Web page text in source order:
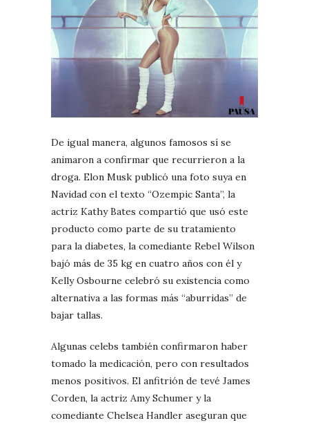
De igual manera, algunos famosos sí se
animaron a confirmar que recurrieron a la
droga. Elon Musk publicó una foto suya en
Navidad con el texto “Ozempic Santa”, la
actriz Kathy Bates compartió que usó este
producto como parte de su tratamiento
para la diabetes, la comediante Rebel Wilson
bajó más de 35 kg en cuatro años con él y
Kelly Osbourne celebró su existencia como
alternativa a las formas más “aburridas” de
bajar tallas.
Algunas celebs también confirmaron haber
tomado la medicación, pero con resultados
menos positivos. El anfitrión de tevé James
Corden, la actriz Amy Schumer y la
comediante Chelsea Handler aseguran que